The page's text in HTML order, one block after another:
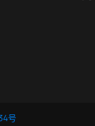
号